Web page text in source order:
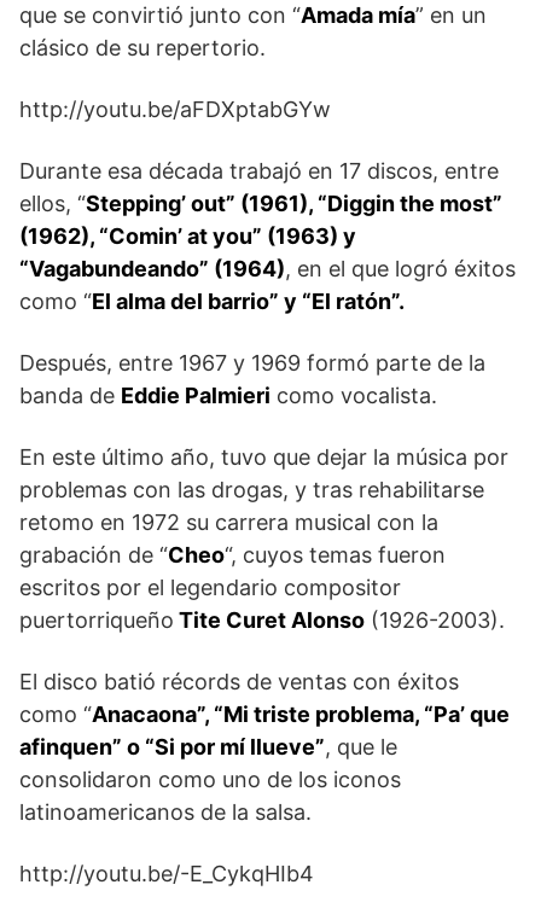
que se convirtió junto con “Amada mía” en un
clásico de su repertorio.
http://youtu.be/aFDXptabGYw
Durante esa década trabajó en 17 discos, entre
ellos, “Stepping’ out” (1961), “Diggin the most”
(1962), “Comin’ at you” (1963) y
“Vagabundeando” (1964), en el que logró éxitos
como “El alma del barrio” y “El ratón”.
Después, entre 1967 y 1969 formó parte de la
banda de Eddie Palmieri como vocalista.
En este último año, tuvo que dejar la música por
problemas con las drogas, y tras rehabilitarse
retomo en 1972 su carrera musical con la
grabación de “Cheo“, cuyos temas fueron
escritos por el legendario compositor
puertorriqueño Tite Curet Alonso (1926-2003).
El disco batió récords de ventas con éxitos
como “Anacaona”, “Mi triste problema, “Pa’ que
afinquen” o “Si por mí llueve”, que le
consolidaron como uno de los iconos
latinoamericanos de la salsa.
http://youtu.be/-E_CykqHIb4